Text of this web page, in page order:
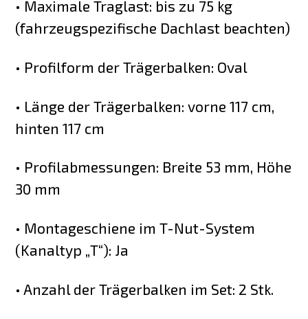
• Maximale Traglast: bis zu 75 kg
(fahrzeugspezifische Dachlast beachten)
• Profilform der Trägerbalken: Oval
• Länge der Trägerbalken: vorne 117 cm,
hinten 117 cm
• Profilabmessungen: Breite 53 mm, Höhe
30 mm
• Montageschiene im T-Nut-System
(Kanaltyp „T“): Ja
• Anzahl der Trägerbalken im Set: 2 Stk.